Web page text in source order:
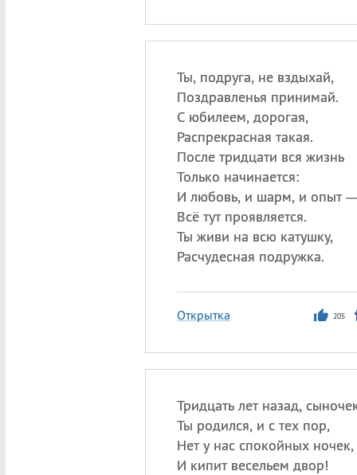
Ты, подруга, не вздыхай,
Поздравленья принимай.
С юбилеем, дорогая,
Распрекрасная такая.
После тридцати вся жизнь
Только начинается:
И любовь, и шарм, и опыт
Всё тут проявляется.
Ты живи на всю катушку,
Расчудесная подружка.
Открытка 205
Тридцать лет назад,
Ты родился, и с тех пор,
Нет у нас спокойных ночек,
И кипит весельем двор!